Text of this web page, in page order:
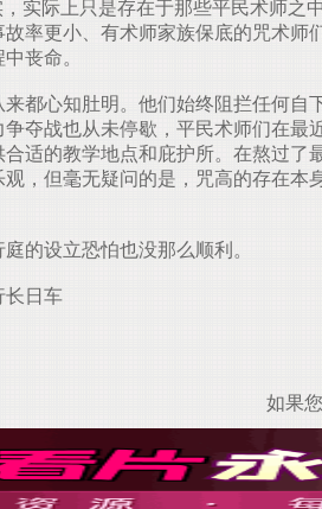
实际上只是存在于那些平民术师
率更小、有术师家族保底的咒术
丧命。
都心知肚明。他们始终阻拦任何自
夺战也从未停歇，平民术师们在
适的教学地点和庇护所。在熬过
，但毫无疑问的是，咒高的存在
的设立恐怕也没那么顺利。
长日车
如果